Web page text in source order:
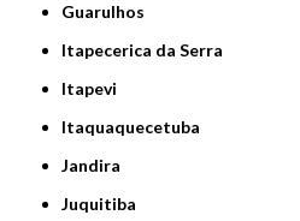
Guarulhos
Itapecerica da Serra
Itapevi
Itaquaquecetuba
Jandira
Juquitiba